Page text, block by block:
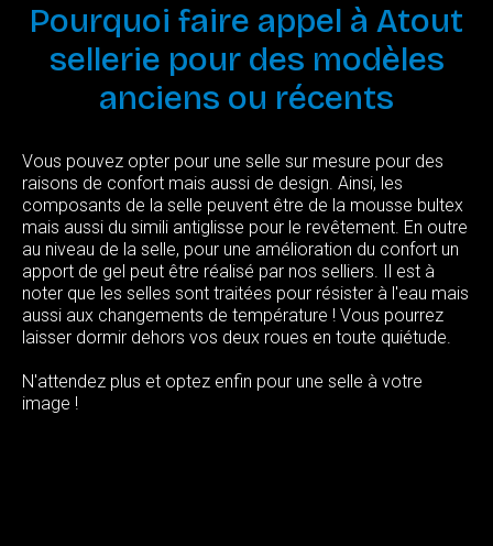
Pourquoi faire appel à Atout
sellerie pour des modèles
anciens ou récents
Vous pouvez opter pour une selle sur mesure pour des
raisons de confort mais aussi de design. Ainsi, les
composants de la selle peuvent être de la mousse bultex
mais aussi du simili antiglisse pour le revêtement. En outre
au niveau de la selle, pour une amélioration du confort un
apport de gel peut être réalisé par nos selliers. Il est à
noter que les selles sont traitées pour résister à l'eau mais
aussi aux changements de température ! Vous pourrez
laisser dormir dehors vos deux roues en toute quiétude.
N'attendez plus et optez enfin pour une selle à votre
image !